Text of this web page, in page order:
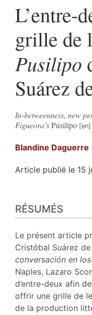
L’entre-
grille de
Pusilipo
Suárez
In-betweenness, new
Figueora’sPusilipo
Blandine Daguerre
Article publié le 15
Index
Plan
Texte
Bibliographie
Notes
Citer cet article
Auteur
RÉSUMÉS
Le présent article
Cristóbal Suárez
conversación en
Naples, Lazaro
d’entre-deux afin
offrir une grille de
de la production